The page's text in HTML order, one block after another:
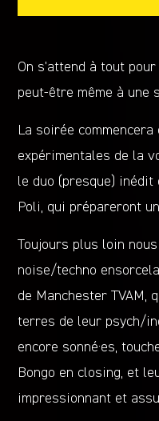
On s’attend à tout
peut-être même à une
La soirée
expérimentales de la
le duo (presque)
Poli, qui prépareront
Toujours plus loin
noise/techno
de Manchester TVAM,
terres de leur psych/
encore sonné·es,
Bongo en closing, et
impressionnant et